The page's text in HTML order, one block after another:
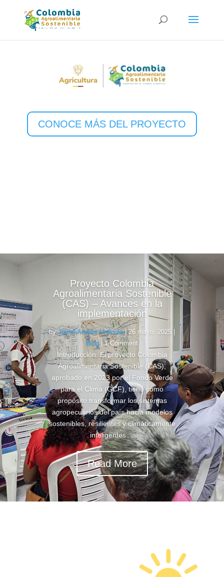
CONOCE MÁS DEL PROYECTO
Proyecto Colombia
Agroalimentaria Sostenible
(CAS) – Avances en la
implementación
byJaime Andrés Urdinola|26 mayo, 2025
Blog| 1 Comment
Introducción El proyecto Colombia
Agroalimentaria Sostenible (CAS),
aprobado en 2023 por el Fondo Verde
para el Clima (GCF), tiene como
propósito transformar los sistemas
agropecuarios del país hacia modelos
sostenibles, resilientes y climáticamente
inteligentes....
Read More